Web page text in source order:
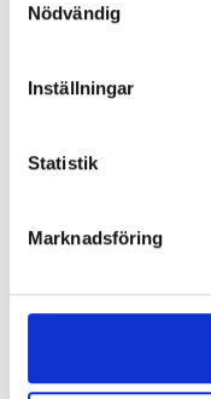
Nödvändig
Inställningar
Statistik
Marknadsföring